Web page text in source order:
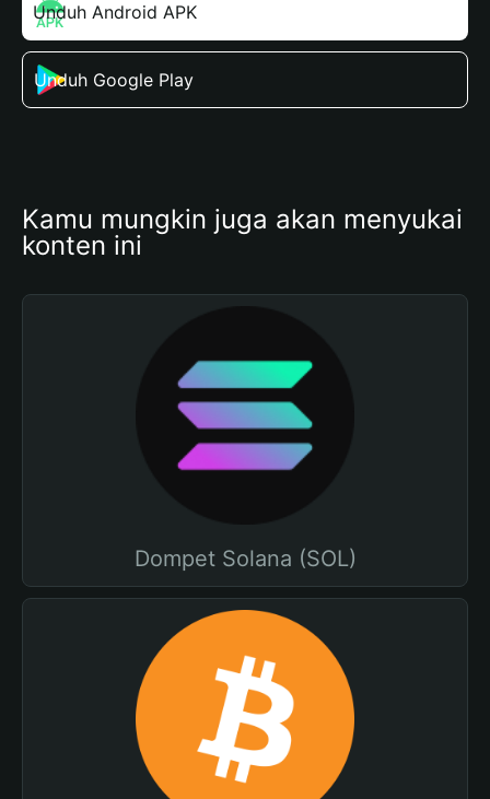
Unduh Android APK
Unduh Google Play
Kamu mungkin juga akan menyukai
konten ini
Dompet Solana (SOL)